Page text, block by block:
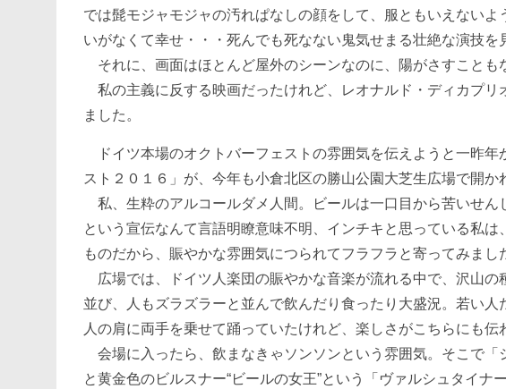
では髭モジャモジャの汚れぱなしの顔をして、服ともいえない
いがなくて幸せ・・・死んでも死なない鬼気せまる壮絶な演技を
それに、画面はほとんど屋外のシーンなのに、陽がさすことも
私の主義に反する映画だったけれど、レオナルド・ディカプリ
ました。
ドイツ本場のオクトバーフェストの雰囲気を伝えようと一昨年
スト２０１６」が、今年も小倉北区の勝山公園大芝生広場で開か
私、生粋のアルコールダメ人間。ビールは一口目から苦いせん
という宣伝なんて言語明瞭意味不明、インチキと思っている私
ものだから、賑やかな雰囲気につられてフラフラと寄ってみまし
広場では、ドイツ人楽団の賑やかな音楽が流れる中で、沢山の
並び、人もズラズラーと並んで飲んだり食ったり大盛況。若い
人の肩に両手を乗せて踊っていたけれど、楽しさがこちらにも伝
会場に入ったら、飲まなきゃソンソンという雰囲気。そこで「
と黄金色のビルスナー“ビールの女王”という「ヴァルシュタイナ